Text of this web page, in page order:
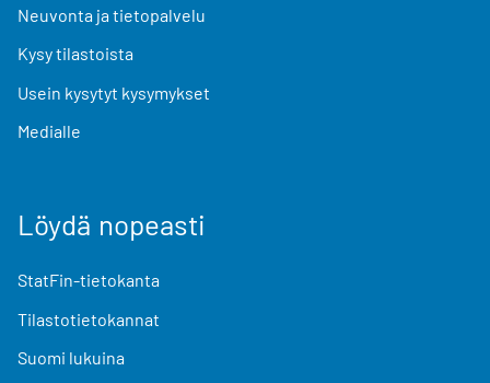
Neuvonta ja tietopalvelu
Kysy tilastoista
Usein kysytyt kysymykset
Medialle
Löydä nopeasti
StatFin-tietokanta
Tilastotietokannat
Suomi lukuina